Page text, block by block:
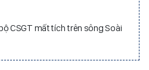
CSGT mất tích trên sông Soài